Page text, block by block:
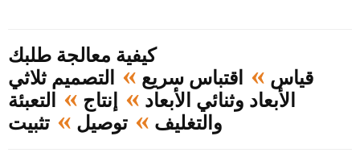
كيفية معالجة طلبك
قياس » اقتباس سريع »
التصميم ثلاثي
الأبعاد وثنائي الأبعاد » إنتاج »
التعبئة
والتغليف » توصيل » تثبيت